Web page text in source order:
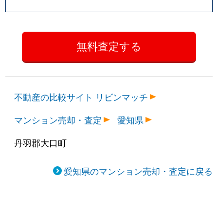
不動産の比較サイト リビンマッチ
マンション売却・査定
愛知県
丹羽郡大口町
愛知県のマンション売却・査定に戻る